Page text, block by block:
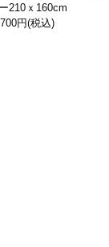
210ｘ160cm
円(税込)